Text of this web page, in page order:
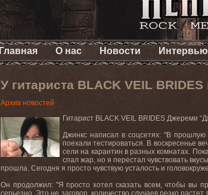
Главная О нас Новости Интервью
У гитариста BLACK VEIL
Архив новостей
Гитарист BLACK VEIL BRIDES Джереми
Джинкс написал в соцсетях: "В
поехали тестироваться. В воскресенье
сели на карантин в разных комнатах.
спал жар, но я перестал чувствовать
прошла. Сегодня я просто чувствую усталость и
Он продолжил: "Я просто хотел сказать всем, чтобы вы
серьезно. Это не заговор, количество случаев резко